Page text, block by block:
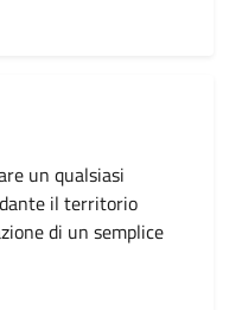
un qualsiasi
il territorio
di un semplice